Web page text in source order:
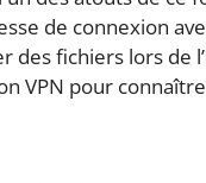
de connexion
des fichiers lors de
VPN pour